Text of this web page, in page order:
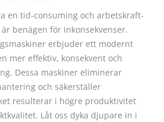
en tid-consuming och arbetskraft-
benägen för inkonsekvenser.
erbjuder ett modernt
mer effektiv, konsekvent och
Dessa maskiner eliminerar
och säkerställer
resulterar i högre produktivitet
Låt oss dyka djupare in i